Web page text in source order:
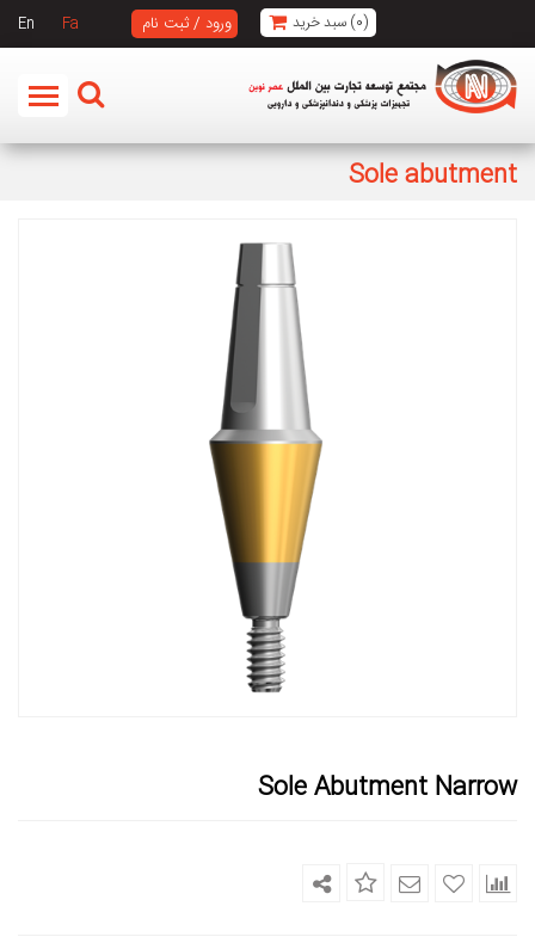
(
0
) سبد خرید ورود / ثبت نام Fa
En
Sole abutment
Sole Abutment Narrow
Sole Abutment Narrow